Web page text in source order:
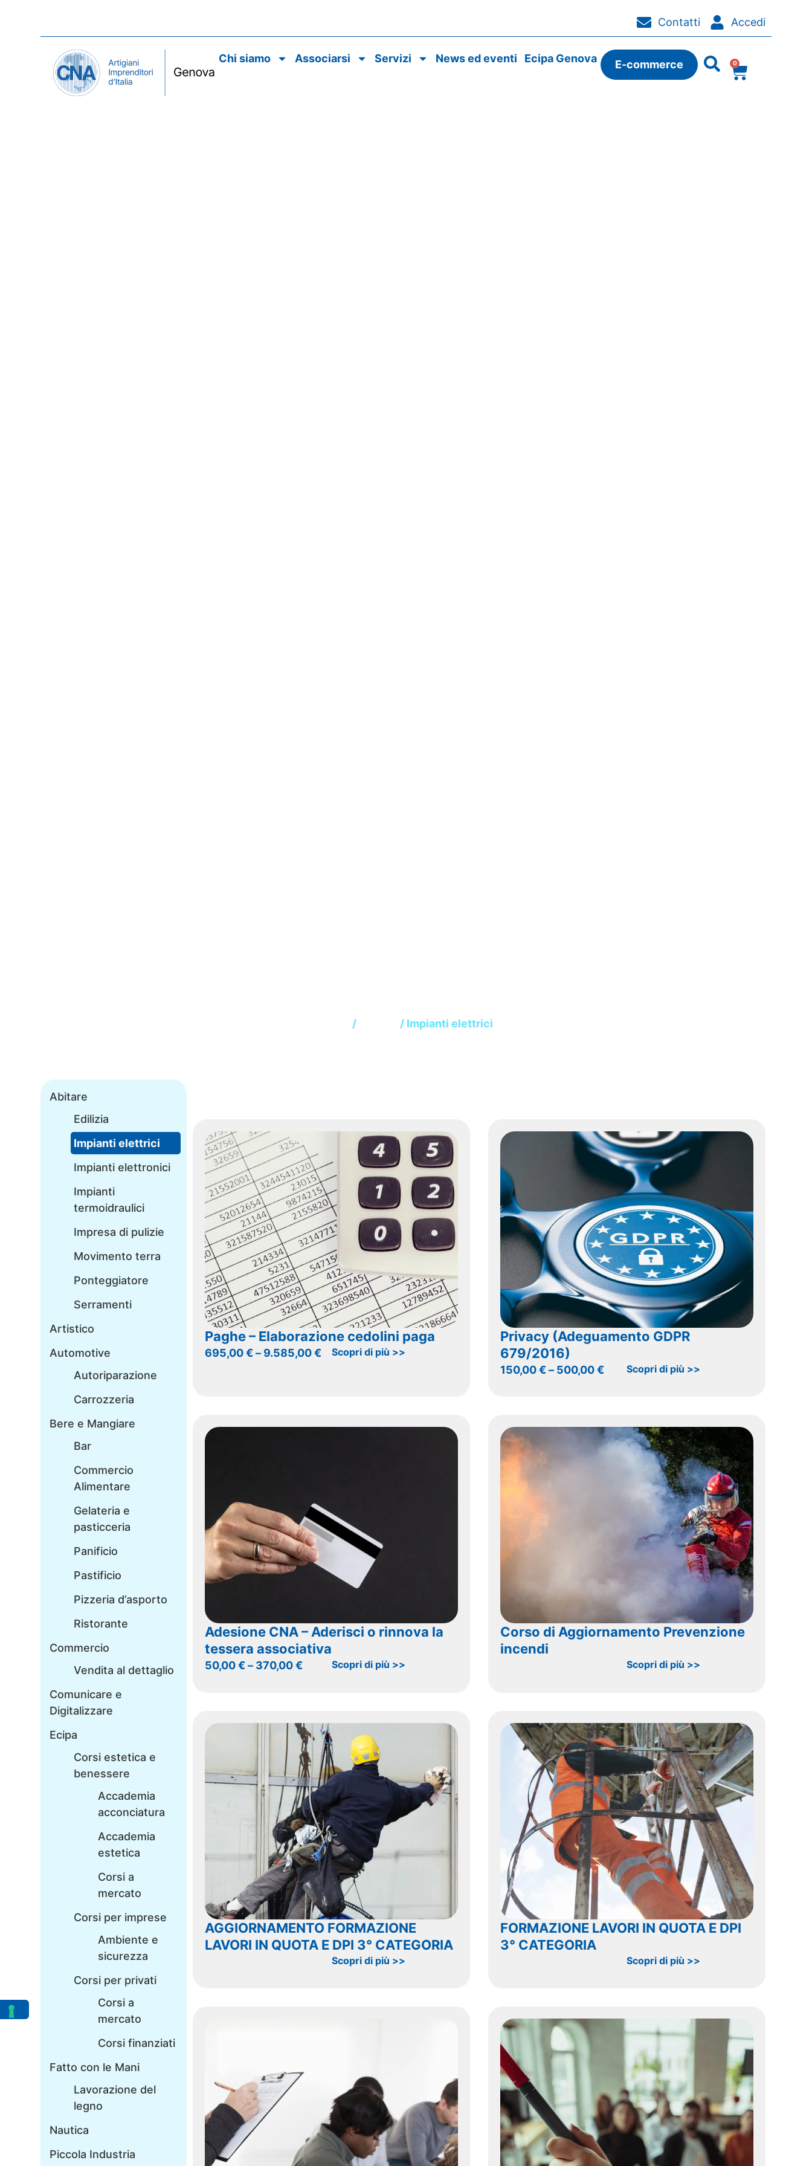
Contatti Accedi
Chi siamo Associarsi Servizi News ed eventi Ecipa Genova E-commerce 0
/ / Impianti elettrici
Abitare
Edilizia
Impianti elettrici
Impianti elettronici
Impianti
termoidraulici
Impresa di pulizie
Movimento terra
Ponteggiatore
Serramenti
Artistico
Automotive
Autoriparazione
Carrozzeria
Bere e Mangiare
Bar
Commercio
Alimentare
Gelateria e
pasticceria
Panificio
Pastificio
Pizzeria d’asporto
Ristorante
Commercio
Vendita al dettaglio
Comunicare e
Digitalizzare
Ecipa
Corsi estetica e
benessere
Accademia
acconciatura
Accademia
estetica
Corsi a
mercato
Corsi per imprese
Ambiente e
sicurezza
Corsi per privati
Corsi a
mercato
Corsi finanziati
Fatto con le Mani
Lavorazione del
legno
Nautica
Piccola Industria
Paghe – Elaborazione cedolini paga
695,00€– 9.585,00€ Scopri di più >>
Privacy (Adeguamento GDPR
679/2016)
150,00€– 500,00€ Scopri di più >>
Adesione CNA – Aderisci o rinnova la
tessera associativa
50,00€– 370,00€ Scopri di più >>
Corso di Aggiornamento Prevenzione
incendi
Scopri di più >>
AGGIORNAMENTO FORMAZIONE
LAVORI IN QUOTA E DPI 3° CATEGORIA
Scopri di più >>
FORMAZIONE LAVORI IN QUOTA E DPI
3° CATEGORIA
Scopri di più >>